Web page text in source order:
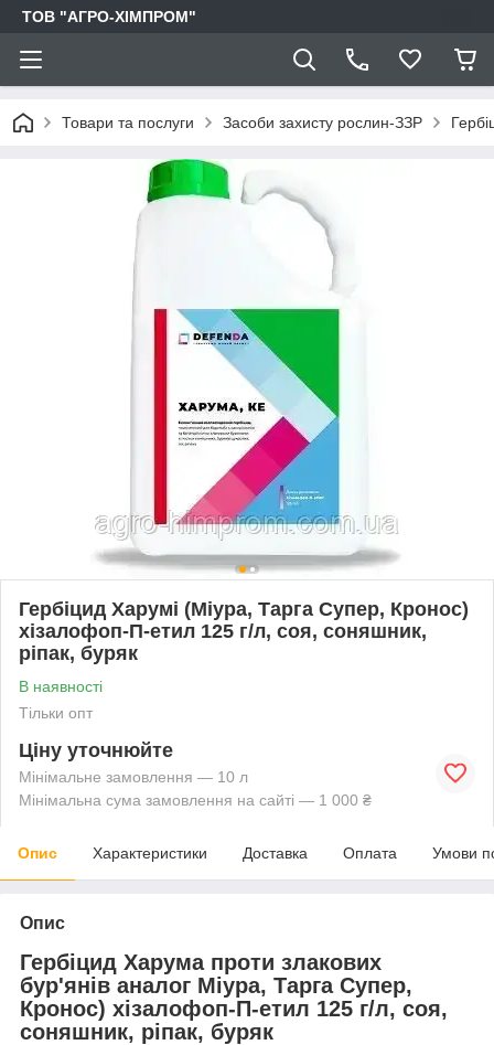
ТОВ "АГРО-ХІМПРОМ"
Товари та послуги Засоби захисту рослин-ЗЗР
Гербіцид Харумі (Міура, Тарга Супер, Кронос)
хізалофоп-П-етил 125 г/л, соя, соняшник,
ріпак, буряк
В наявності
Тільки опт
Ціну уточнюйте
Мінімальне замовлення — 10 л
Мінімальна сума замовлення на сайті — 1 000 ₴
Опис Характеристики Доставка Оплата Умови
Опис
Гербіцид Харума проти злакових
бур'янів аналог Міура, Тарга Супер,
Кронос) хізалофоп-П-етил 125 г/л, соя,
соняшник, ріпак, буряк